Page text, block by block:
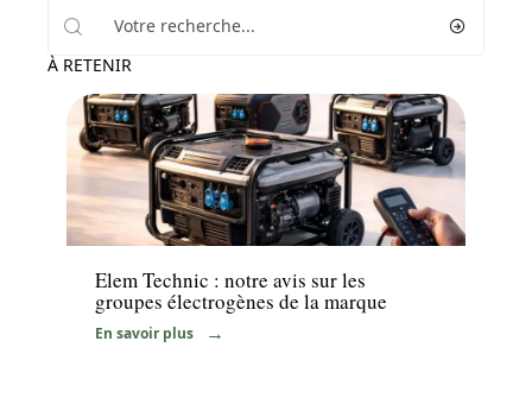
À RETENIR
Equipement
Elem Technic : notre avis sur les
groupes électrogènes de la marque
En savoir plus